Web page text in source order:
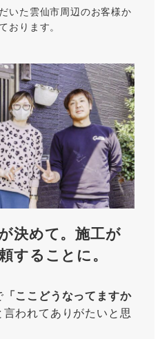
いた雲仙市周辺のお客様か
おります。
決めて。施工が
することに。
「ここどうなってますか
言われてありがたいと思